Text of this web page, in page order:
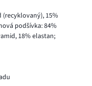
15%
podšívka: 84%
18% elastan;